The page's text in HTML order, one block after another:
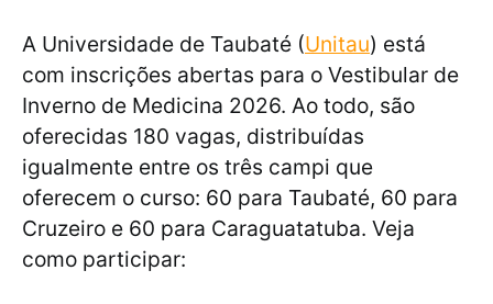
A Universidade de Taubaté (Unitau) está
com inscrições abertas para o Vestibular de
Inverno de Medicina 2026. Ao todo, são
oferecidas 180 vagas, distribuídas
igualmente entre os três campi que
oferecem o curso: 60 para Taubaté, 60 para
Cruzeiro e 60 para Caraguatatuba. Veja
como participar: